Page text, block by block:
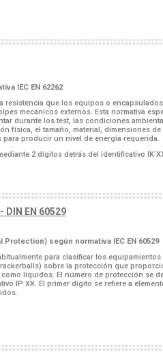
IEC EN 62262
resistencia que los equipos o
mecánicos externos. Esta normativa
durante los test, las condiciones
física, el tamaño, material, dimensiones de
producir un nivel de energía requerida.
2 dígitos detrás del identificativo IK
EN 60529
según normativa IEC EN 60529
para clasificar los equipamientos
sobre la protección que
líquidos. El número de protección se
IP XX. El primer dígito se refiere a